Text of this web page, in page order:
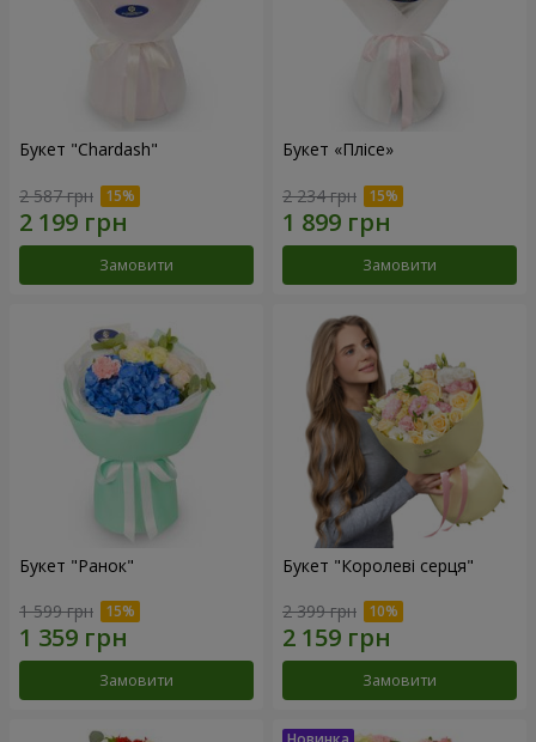
Букет "Chardash"
2 587 грн
Замовити
Букет «Плісе»
2 234 грн
Замовити
Букет "Ранок"
1 599 грн
Замовити
Букет "Королеві серця"
2 399 грн
Замовити